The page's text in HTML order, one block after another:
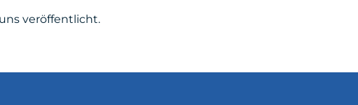
veröffentlicht.